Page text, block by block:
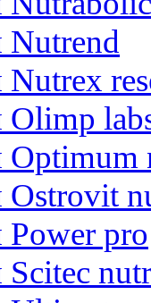
Nutrend
Olimp
Optimum
Ostrovit
pro
Scitec